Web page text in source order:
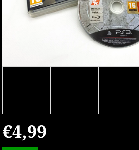
€4,99
Jednotková